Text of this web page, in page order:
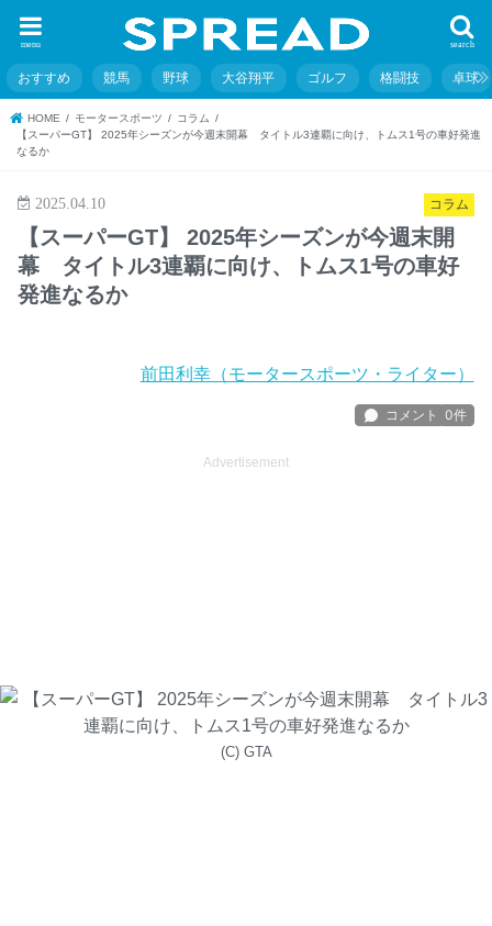
search
menu
おすすめ 競馬 野球 大谷翔平 ゴルフ 格闘技 卓球
HOME モータースポーツ
コラム
【スーパーGT】 2025年シーズンが今週末開幕 タイトル3連覇に向け、トムス1号の車好発進
なるか
コラム
2025.04.10
【スーパーGT】 2025年シーズンが今週末開
幕 タイトル3連覇に向け、トムス1号の車好
発進なるか
前田利幸（モータースポーツ・ライター）
Advertisement
(C) GTA